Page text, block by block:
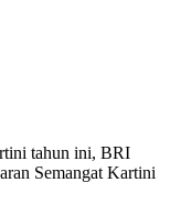
tahun ini, BRI
Semangat Kartini